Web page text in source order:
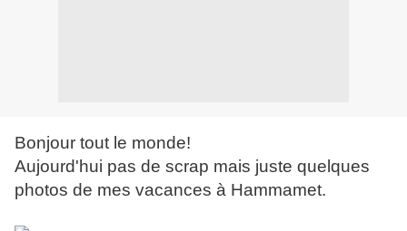
Bonjour tout le monde!
Aujourd'hui pas de scrap mais juste quelques
photos de mes vacances à Hammamet.